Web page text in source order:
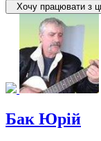
Хочу працювати з
Бак Юрій